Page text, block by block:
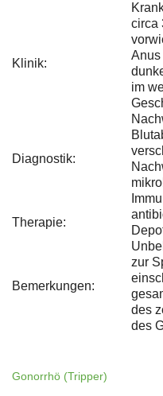
Klinik:
circa
Anus
im
Diagnostik:
Therapie:
Bemerkungen:
zur
des
des
Gonorrhö (Tripper)